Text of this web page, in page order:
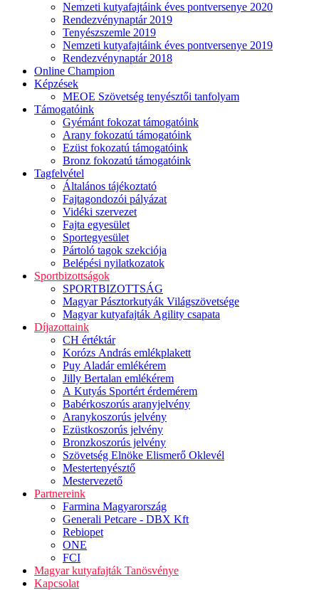
Nemzeti kutyafajtáink éves pontversenye 2020
Rendezvénynaptár 2019
Tenyészszemle 2019
Nemzeti kutyafajtáink éves pontversenye 2019
Rendezvénynaptár 2018
Online Champion
Képzések
MEOE Szövetség tenyésztői tanfolyam
Támogatóink
Gyémánt fokozat támogatóink
Arany fokozatú támogatóink
Ezüst fokozatú támogatóink
Bronz fokozatú támogatóink
Tagfelvétel
Általános tájékoztató
Fajtagondozói pályázat
Vidéki szervezet
Fajta egyesület
Sportegyesület
Pártoló tagok szekciója
Belépési nyilatkozatok
Sportbizottságok
SPORTBIZOTTSÁG
Magyar Pásztorkutyák Világszövetsége
Magyar kutyafajták Agility csapata
Díjazottaink
CH értéktár
Korózs András emlékplakett
Puy Aladár emlékérem
Jilly Bertalan emlékérem
A Kutyás Sportért érdemérem
Babérkoszorús aranyjelvény
Aranykoszorús jelvény
Ezüstkoszorús jelvény
Bronzkoszorús jelvény
Szövetség Elnöke Elismerő Oklevél
Mestertenyésztő
Mestervezető
Partnereink
Farmina Magyarország
Generali Petcare - DBX Kft
Rebiopet
ONE
FCI
Magyar kutyafajták Tanösvénye
Kapcsolat